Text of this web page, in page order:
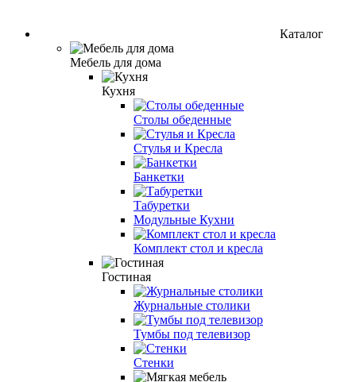
Каталог
Мебель для дома
Кухня
Столы обеденные
Стулья и Кресла
Банкетки
Табуретки
Модульные Кухни
Комплект стол и кресла
Гостиная
Журнальные столики
Тумбы под телевизор
Стенки